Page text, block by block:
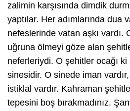
zalimin karşısında dimdik
yaptılar. Her adımlarında dua
nefeslerinde vatan aşkı vardı.
uğruna ölmeyi göze alan
neferleriydi. O şehitler ocağı
sinesidir. O sinede iman
istiklal vardır. Kahraman
tepesini boş bırakmadınız.